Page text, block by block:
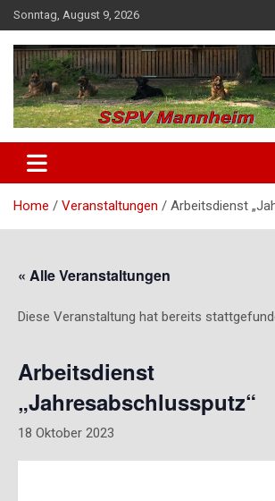
Skip
to
content
Sonntag, August 9, 2026
SSPV Mannheim
Home Veranstaltungen Arbeitsdienst
« Alle Veranstaltungen
Diese Veranstaltung hat bereits
Arbeitsdienst
„Jahresabschlussputz“
18 Oktober 2023